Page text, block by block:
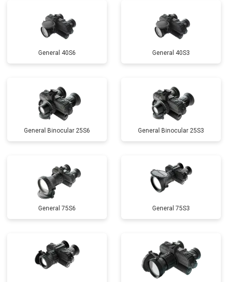
General 40S6 General 40S3
General Binocular 25S6 General Binocular 25S3
General 75S6 General 75S3